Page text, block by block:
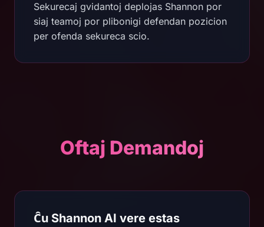
Sekurecaj gvidantoj deplojas Shannon por
siaj teamoj por plibonigi defendan pozicion
per ofenda sekureca scio.
Oftaj Demandoj
Ĉu Shannon AI vere estas